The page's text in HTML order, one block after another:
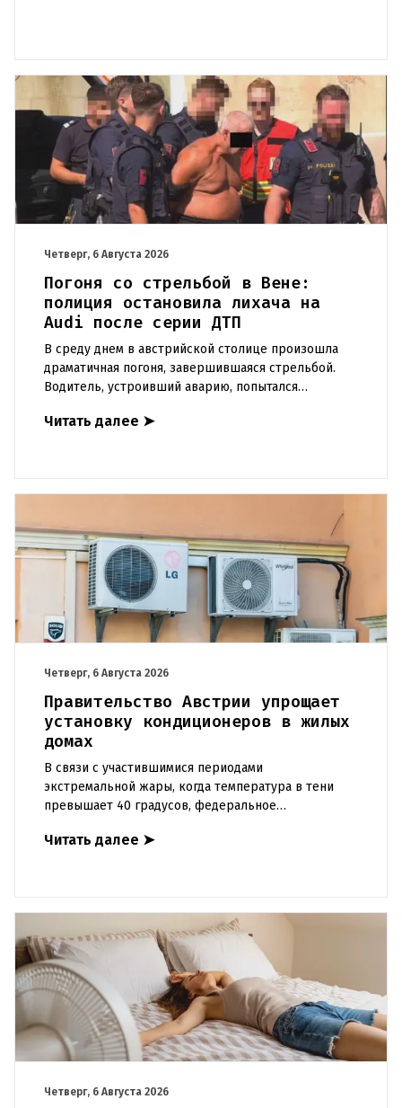
Четверг, 6 Августа 2026
Погоня со стрельбой в Вене:
полиция остановила лихача на
Audi после серии ДТП
В среду днем в австрийской столице произошла
драматичная погоня, завершившаяся стрельбой.
Водитель, устроивший аварию, попытался
новых столкновений.Что слу
Читать далее ➤
Четверг, 6 Августа 2026
Правительство Австрии упрощает
установку кондиционеров в жилых
домах
В связи с участившимися периодами
экстремальной жары, когда температура в тени
превышает 40 градусов, федеральное
проблемы перегрева жилых помещений. В среду н
Читать далее ➤
Четверг, 6 Августа 2026